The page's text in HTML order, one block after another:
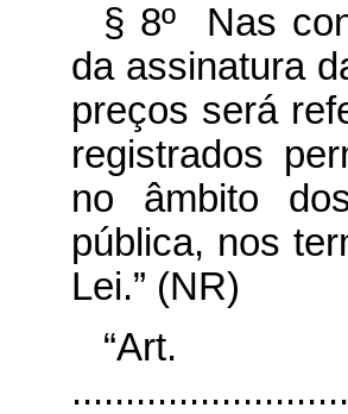
§ 8º Nas
da assinatura
preços será
registrados
no âmbito
pública, nos
Lei.” (NR)